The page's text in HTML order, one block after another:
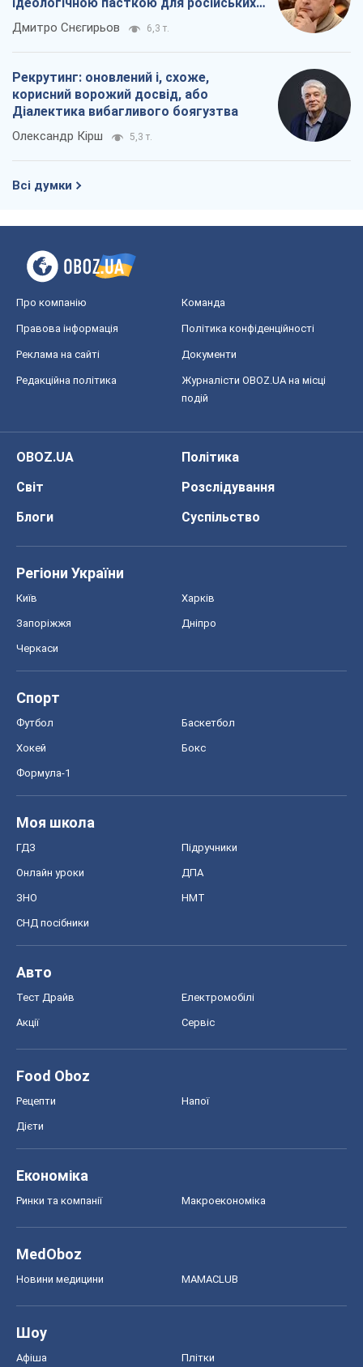
окупантів
Дмитро Снєгирьов 6,3 т.
Рекрутинг: оновлений і, схоже,
корисний ворожий досвід, або
Діалектика вибагливого боягузтва
Олександр Кірш 5,3 т.
Всі думки
Про компанію Команда
Правова інформація Політика конфіденційності
Реклама на сайті Документи
Редакційна політика
Журналісти OBOZ.UA на місці
подій
OBOZ.UA
Політика
Світ
Розслідування
Блоги
Суспільство
Регіони України
Київ Харків
Запоріжжя Дніпро
Черкаси
Спорт
Футбол Баскетбол
Хокей Бокс
Формула-1
Моя школа
ГДЗ Підручники
Онлайн уроки ДПА
ЗНО НМТ
СНД посібники
Авто
Тест Драйв Електромобілі
Акції Сервіс
Food Oboz
Рецепти Напої
Дієти
Економіка
Ринки та компанії Макроекономіка
MedOboz
Новини медицини MAMACLUB
Шоу
Афіша Плітки